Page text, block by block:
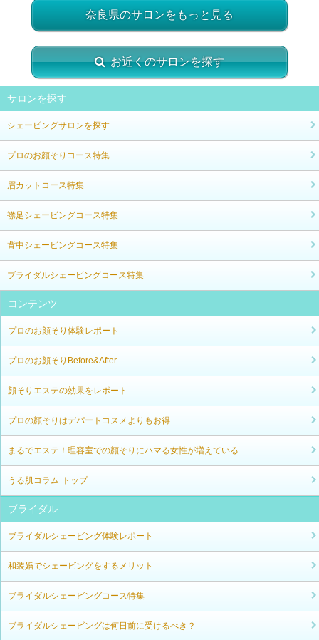
奈良県のサロンをもっと見る
お近くのサロンを探す
サロンを探す
シェービングサロンを探す
プロのお顔そりコース特集
眉カットコース特集
襟足シェービングコース特集
背中シェービングコース特集
ブライダルシェービングコース特集
コンテンツ
プロのお顔そり体験レポート
プロのお顔そりBefore&After
顔そりエステの効果をレポート
プロの顔そりはデパートコスメよりもお得
まるでエステ！理容室での顔そりにハマる女性が増えている
うる肌コラム トップ
ブライダル
ブライダルシェービング体験レポート
和装婚でシェービングをするメリット
ブライダルシェービングコース特集
ブライダルシェービングは何日前に受けるべき？